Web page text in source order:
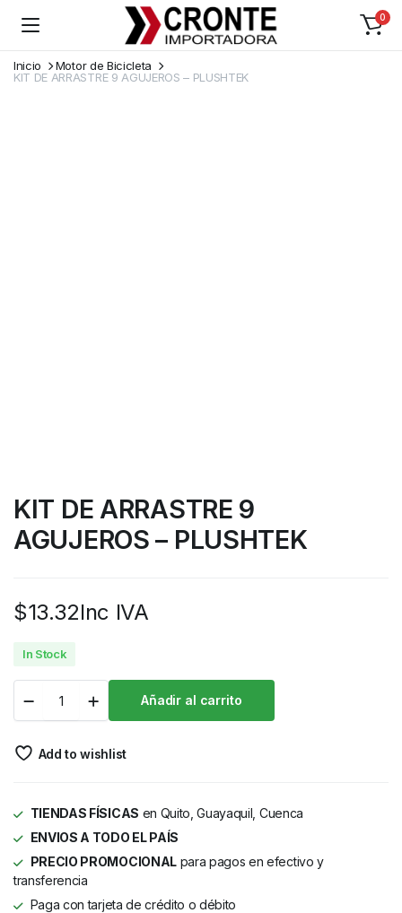
0
Inicio
Motor de Bicicleta
KIT DE ARRASTRE 9 AGUJEROS – PLUSHTEK
KIT DE ARRASTRE 9
AGUJEROS – PLUSHTEK
$13.32Inc IVA
In Stock
Añadir al carrito
Add to wishlist
TIENDAS FÍSICAS en Quito, Guayaquil, Cuenca
ENVIOS A TODO EL PAÍS
PRECIO PROMOCIONALpara pagos en efectivo y
transferencia
Paga con tarjeta de crédito o débito